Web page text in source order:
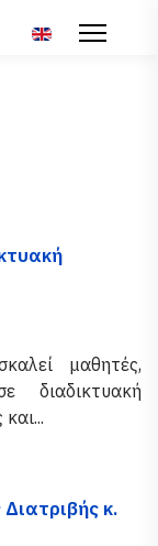
Επιλέξτε τη
μαθητές,
διαδικτυακή
κ.